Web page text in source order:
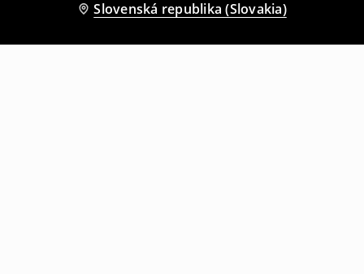
Slovenská republika (Slovakia)